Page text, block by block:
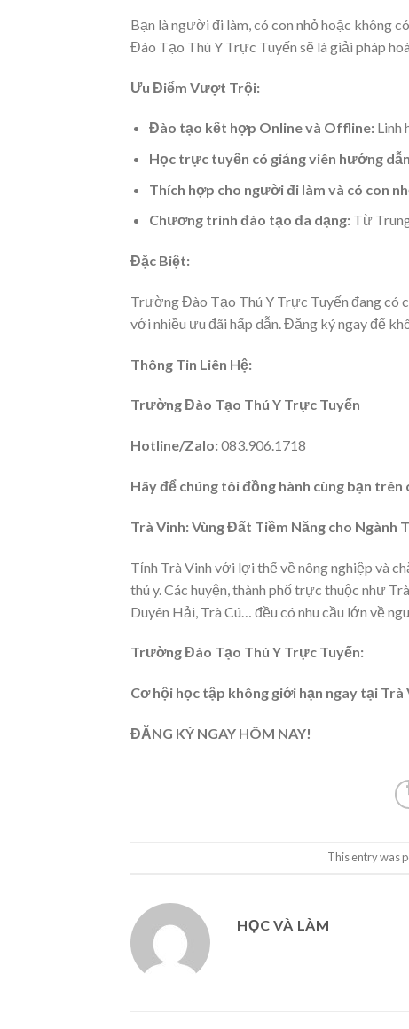
Bạn là người đi làm, có con nhỏ hoặc không
Đào Tạo Thú Y Trực Tuyến sẽ là giải pháp
Ưu Điểm Vượt Trội:
Đào tạo kết hợp Online và Offline:Linh
Học trực tuyến có giảng viên hướng
Thích hợp cho người đi làm và có con
Chương trình đào tạo đa dạng:Từ Trung
Đặc Biệt:
Trường Đào Tạo Thú Y Trực Tuyến đang có
với nhiều ưu đãi hấp dẫn. Đăng ký ngay để
Thông Tin Liên Hệ:
Trường Đào Tạo Thú Y Trực Tuyến
Hotline/Zalo:083.906.1718
Hãy để chúng tôi đồng hành cùng bạn
Trà Vinh: Vùng Đất Tiềm Năng cho Ngành
Tỉnh Trà Vinh với lợi thế về nông nghiệp và
thú y. Các huyện, thành phố trực thuộc như
Duyên Hải, Trà Cú… đều có nhu cầu lớn về
Trường Đào Tạo Thú Y Trực Tuyến:
Cơ hội học tập không giới hạn ngay tại Trà
ĐĂNG KÝ NGAY HÔM NAY!
This entry was
HỌC VÀ LÀM